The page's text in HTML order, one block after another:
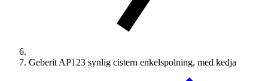
Geberit AP123 synlig cistern enkelspolning, med kedja